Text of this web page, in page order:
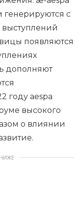
генерируются с
появляются
дополняют
году aespa
высокого
о влиянии